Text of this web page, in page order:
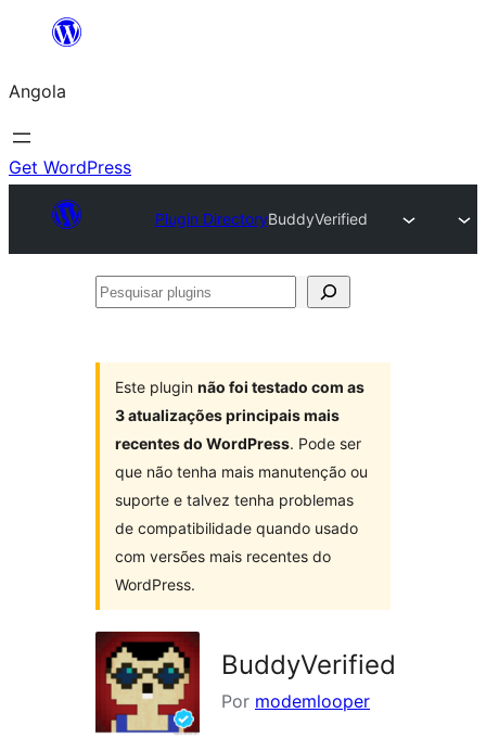
Saltar
o
conteúdo
Angola
Get WordPress
Plugin DirectoryBuddyVerified
Pesquisar
Este plugin não foi testado com as
3 atualizações principais mais
recentes do WordPress. Pode ser
que não tenha mais manutenção ou
suporte e talvez tenha problemas
de compatibilidade quando usado
com versões mais recentes do
WordPress.
BuddyVerified
Por modemlooper